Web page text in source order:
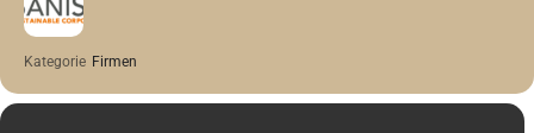
Kategorie Firmen